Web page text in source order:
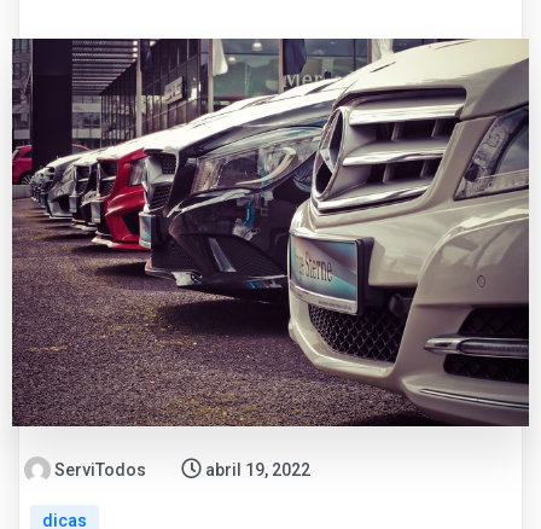
ServiTodos abril 19, 2022
dicas